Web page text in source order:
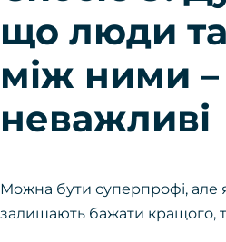
що люди та
між ними –
неважливі
Можна бути суперпрофі, але
залишають бажати кращого,